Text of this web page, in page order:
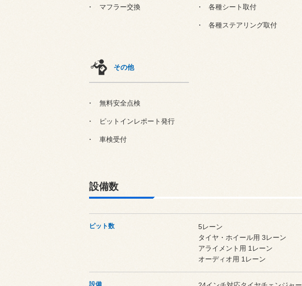
マフラー交換 各種シート取付
各種ステアリング取付
その他
無料安全点検
ピットインレポート発行
車検受付
設備数
ピット数
5レーン
タイヤ・ホイール用 3レーン
アライメント用 1レーン
オーディオ用 1レーン
設備